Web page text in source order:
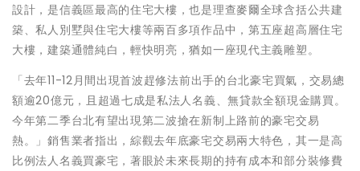
設計，是信義區最高的住宅大樓，也是理查麥爾全球含括公共建
築、私人別墅與住宅大樓等兩百多項作品中，第五座超高層住宅
大樓，建築通體純白，輕快明亮，猶如一座現代主義雕塑。
「去年11-12月間出現首波趕修法前出手的台北豪宅買氣，交易總
額逾20億元，且超過七成是私法人名義、無貸款全額現金購買。
今年第二季台北有望出現第二波搶在新制上路前的豪宅交易
熱。」銷售業者指出，綜觀去年底豪宅交易兩大特色，其一是高
比例法人名義買豪宅，著眼於未來長期的持有成本和部分裝修費